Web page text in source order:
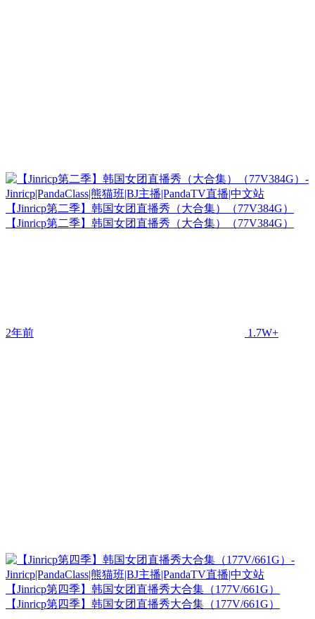
【Jinricp第二季】韩国女团直播秀（大合集）（77V384G）
【Jinricp第二季】韩国女团直播秀（大合集）（77V384G）
2年前 1.7W+
【Jinricp第四季】韩国女团直播秀大合集（177V/661G）
【Jinricp第四季】韩国女团直播秀大合集（177V/661G）